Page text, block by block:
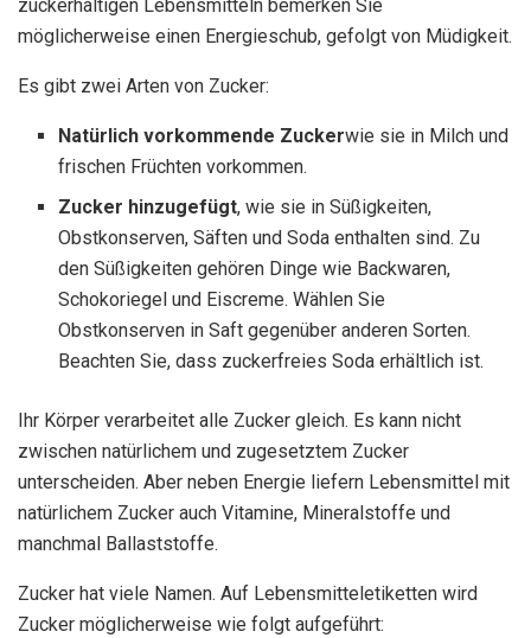
zuckerhaltigen Lebensmitteln bemerken Sie
möglicherweise einen Energieschub, gefolgt von Müdigkeit.
Es gibt zwei Arten von Zucker:
Natürlich vorkommende Zuckerwie sie in Milch und
frischen Früchten vorkommen.
Zucker hinzugefügt, wie sie in Süßigkeiten,
Obstkonserven, Säften und Soda enthalten sind. Zu
den Süßigkeiten gehören Dinge wie Backwaren,
Schokoriegel und Eiscreme. Wählen Sie
Obstkonserven in Saft gegenüber anderen Sorten.
Beachten Sie, dass zuckerfreies Soda erhältlich ist.
Ihr Körper verarbeitet alle Zucker gleich. Es kann nicht
zwischen natürlichem und zugesetztem Zucker
unterscheiden. Aber neben Energie liefern Lebensmittel mit
natürlichem Zucker auch Vitamine, Mineralstoffe und
manchmal Ballaststoffe.
Zucker hat viele Namen. Auf Lebensmitteletiketten wird
Zucker möglicherweise wie folgt aufgeführt: